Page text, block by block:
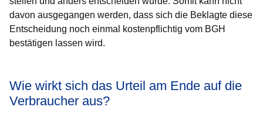
davon ausgegangen werden, dass sich die Beklagte diese
Entscheidung noch einmal kostenpflichtig vom BGH
bestätigen lassen wird.
Wie wirkt sich das Urteil am Ende auf die
Verbraucher aus?